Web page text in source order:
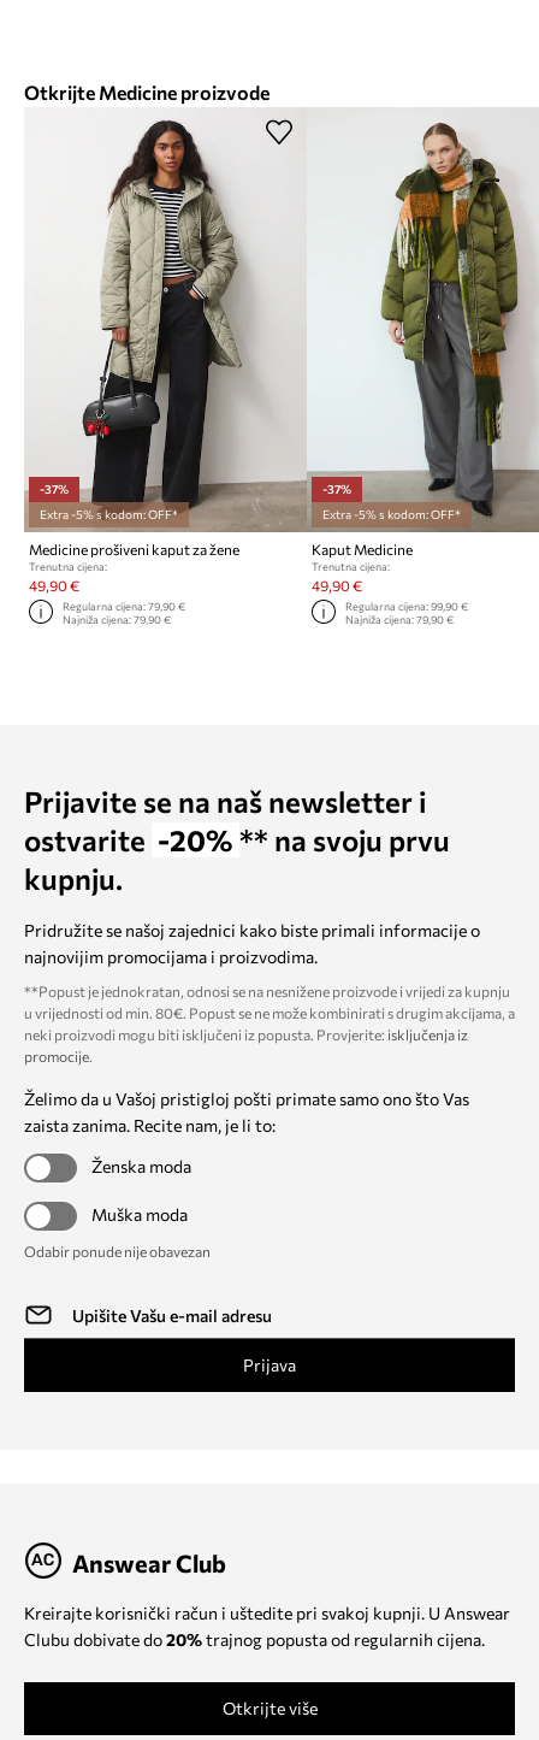
Otkrijte Medicine proizvode
-37%
Extra -5% s kodom: OFF*
Medicine prošiveni kaput za žene
Trenutna cijena:
49,90 €
Regularna cijena:79,90 €
Najniža cijena:79,90 €
-37%
Extra -5% s kodom: OFF*
Kaput Medicine
Trenutna cijena:
49,90 €
Regularna cijena: 99,90 €
Najniža cijena: 79,90 €
Prijavite se na naš newsletter i
ostvarite -20% ** na svoju prvu
kupnju.
Pridružite se našoj zajednici kako biste primali informacije o
najnovijim promocijama i proizvodima.
**Popust je jednokratan, odnosi se na nesnižene proizvode i vrijedi za kupnju
u vrijednosti od min. 80€. Popust se ne može kombinirati s drugim akcijama, a
neki proizvodi mogu biti isključeni iz popusta. Provjerite: isključenja iz
promocije.
Želimo da u Vašoj pristigloj pošti primate samo ono što Vas
zaista zanima. Recite nam, je li to:
Ženska moda
Muška moda
Odabir ponude nije obavezan
Prijava
Answear Club
Kreirajte korisnički račun i uštedite pri svakoj kupnji. U Answear
Clubu dobivate do20%trajnog popusta od regularnih cijena.
Otkrijte više